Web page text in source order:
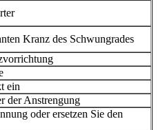
Kranz des Schwungrades
ein
der Anstrengung
oder ersetzen Sie den